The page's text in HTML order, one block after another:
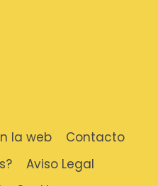
la web
Contacto
Aviso Legal